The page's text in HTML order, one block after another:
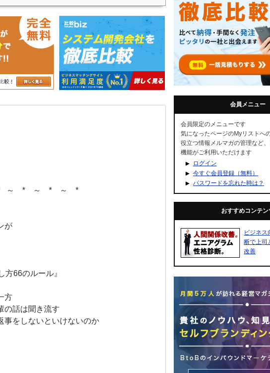
～ * ～ * ～ *
が
方66のルール』
方
の話は聞き流す
をしないといけないのか
会員メニュー
会員限定のメニューです
気になったページのMyリストへ
役立つ情報メルマガの管理など
機能がご利用いただけます
ログイン
今すぐ会員登録（無料）
パスワードを忘れた時は？
おすすめコンテン
ビジネス
断で上司
改善